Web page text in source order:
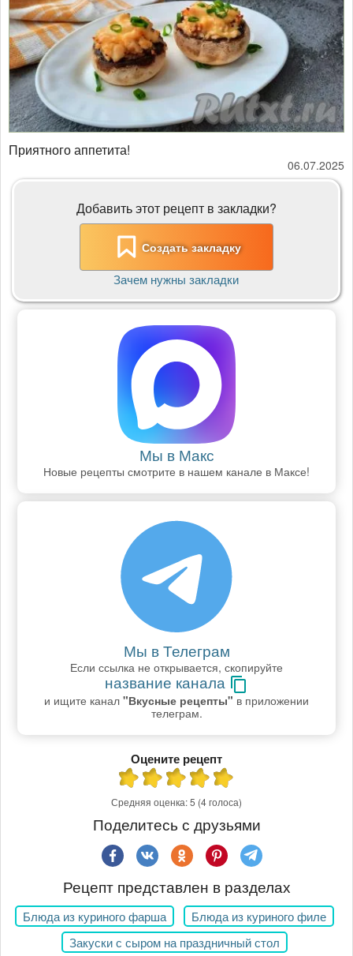
Приятного аппетита!
06.07.2025
Добавить этот рецепт в закладки?
Создать закладку
Зачем нужны закладки
Мы в Макс
Новые рецепты смотрите в нашем канале в Максе!
Мы в Телеграм
Если ссылка не открывается, скопируйте
название канала
и ищите канал "Вкусные рецепты" в приложении
телеграм.
Оцените рецепт
Средняя оценка:5 (4 голоса)
Поделитесь с друзьями
Рецепт представлен в разделах
Блюда из куриного фарша
Блюда из куриного филе
Закуски с сыром на праздничный стол